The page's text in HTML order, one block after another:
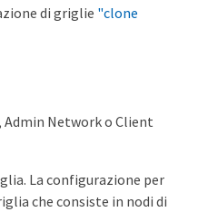
di griglie "clone
Admin Network o Client
La configurazione per
che consiste in nodi di